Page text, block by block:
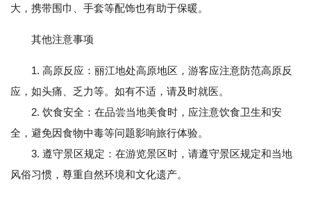
大，携带围巾、手套等配饰也有助于保暖。
其他注意事项
1. 高原反应：丽江地处高原地区，游客应注意防范高原反
应，如头痛、乏力等。如有不适，请及时就医。
2. 饮食安全：在品尝当地美食时，应注意饮食卫生和安
全，避免因食物中毒等问题影响旅行体验。
3. 遵守景区规定：在游览景区时，请遵守景区规定和当地
风俗习惯，尊重自然环境和文化遗产。